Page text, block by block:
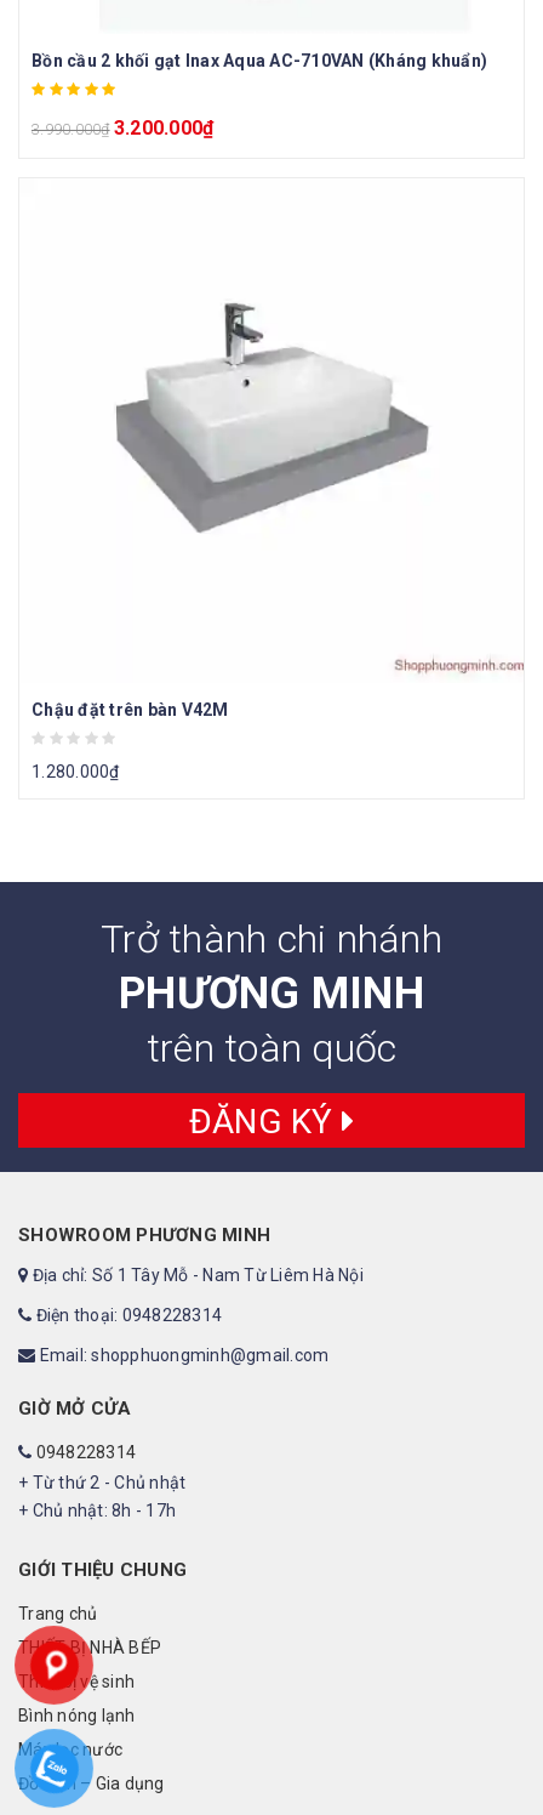
Bồn cầu 2 khối gạt Inax Aqua AC-710VAN (Kháng khuẩn)
3.990.000₫ 3.200.000₫
Chậu đặt trên bàn V42M
1.280.000₫
Trở thành chi nhánh
PHƯƠNG MINH
trên toàn quốc
ĐĂNG KÝ
SHOWROOM PHƯƠNG MINH
Địa chỉ: Số 1 Tây Mỗ - Nam Từ Liêm Hà Nội
Điện thoại: 0948228314
Email: shopphuongminh@gmail.com
GIỜ MỞ CỬA
0948228314
+ Từ thứ 2 - Chủ nhật
+ Chủ nhật: 8h - 17h
GIỚI THIỆU CHUNG
Trang chủ
THIẾT BỊ NHÀ BẾP
Thiết bị vệ sinh
Bình nóng lạnh
Máy lọc nước
Đồ điện – Gia dụng